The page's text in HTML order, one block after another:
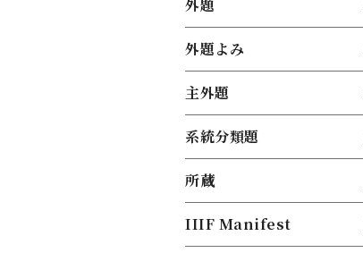
外題
外題よみ
主外題
系統分類題
所蔵
IIIF Manifest